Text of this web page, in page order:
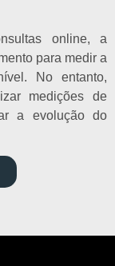
online, a
para medir a
No entanto,
medições de
a evolução do